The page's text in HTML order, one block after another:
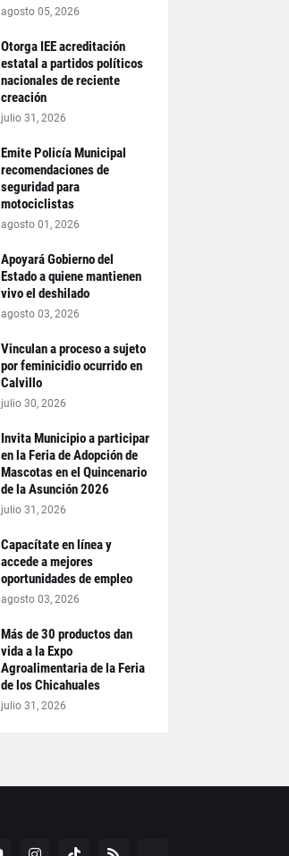
agosto 05, 2026
Otorga IEE acreditación
estatal a partidos políticos
nacionales de reciente
creación
julio 31, 2026
Emite Policía Municipal
recomendaciones de
seguridad para
motociclistas
agosto 01, 2026
Apoyará Gobierno del
Estado a quiene mantienen
vivo el deshilado
agosto 03, 2026
Vinculan a proceso a sujeto
por feminicidio ocurrido en
Calvillo
julio 30, 2026
Invita Municipio a participar
en la Feria de Adopción de
Mascotas en el Quincenario
de la Asunción 2026
julio 31, 2026
Capacítate en línea y
accede a mejores
oportunidades de empleo
agosto 03, 2026
Más de 30 productos dan
vida a la Expo
Agroalimentaria de la Feria
de los Chicahuales
julio 31, 2026